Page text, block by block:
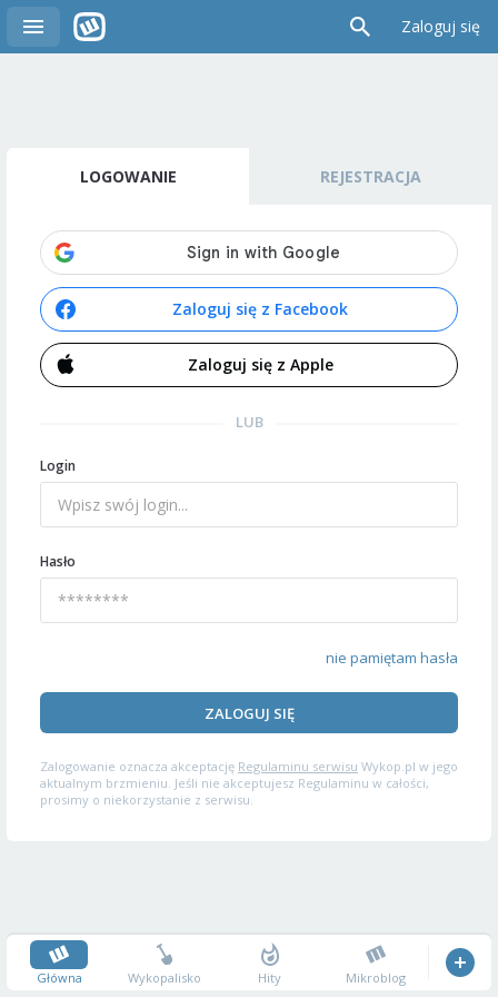
Zaloguj się
LOGOWANIE REJESTRACJA
Zaloguj się z Facebook
Zaloguj się z Apple
LUB
Login
Hasło
nie pamiętam hasła
ZALOGUJ SIĘ
Zalogowanie oznacza akceptację Regulaminu serwisu Wykop.pl w jego
aktualnym brzmieniu. Jeśli nie akceptujesz Regulaminu w całości,
prosimy o niekorzystanie z serwisu.
Główna Wykopalisko Hity Mikroblog